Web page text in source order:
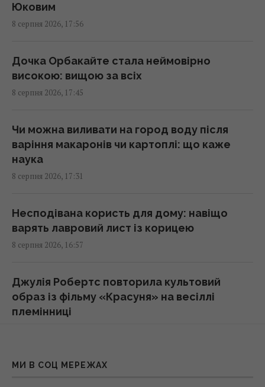
США спробують зірвати створення
європейського аналога Patriot, - експерт
Найкращі з найкращих: 10 найвище
оцінених критиками ігор за останні десять
16:30 субота, 08 серпня 2026
Не "орел і решка": як українською
правильно назвати сторони монети
Хіт №1 The Killers з несподіваною історією
отримав гучне визнання через 22 роки
На Херсонщині росіянам наказали почати
"вільне полювання" на автотранспорт, -
Юковим
8 серпня 2026, 17:56
Дочка Орбакайте стала неймовірно
високою: вищою за всіх
8 серпня 2026, 17:45
Чи можна виливати на город воду після
варіння макаронів чи картоплі: що каже
наука
8 серпня 2026, 17:31
Несподівана користь для дому: навіщо
варять лавровий лист із корицею
8 серпня 2026, 16:57
Джулія Робертс повторила культовий
образ із фільму «Красуня» на весіллі
племінниці
В Україні майже не залишилося цілих ТЕС:
МИ В СОЦ МЕРЕЖАХ